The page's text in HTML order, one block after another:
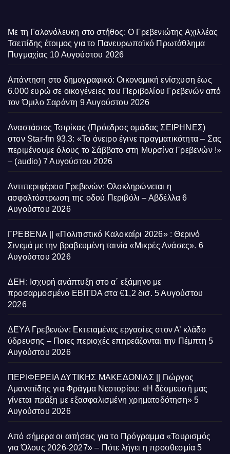
Με τη Γαλανόλευκη στο στήθος: Ο Γρεβενιώτης Αχιλλέας
Τσεπίδης έτοιμος για το Πανευρωπαϊκό Πρωτάθλημα
Πυγμαχίας 10 Αυγούστου 2026
Απάντηση στο δημογραφικό: Οικονομική ενίσχυση έως
6.000 ευρώ σε οικογένειες του Περιβολίου Γρεβενών από
τον Όμιλο Σαράντη 9 Αυγούστου 2026
Αναστάσιος Τσιρίκας (Πρόεδρος ομάδας ΣΕΙΡΗΝΕΣ)
στον Star-fm 93.3: «Το όνειρο έγινε πραγματικότητα – Σας
περιμένουμε όλους το Σάββατο στη Μυρσίνα Γρεβενών !»
– (audio) 7 Αυγούστου 2026
Αντιπεριφέρεια Γρεβενών: Ολοκληρώνεται η
ασφαλτόστρωση της οδού Περιβόλι – Αβδέλλα 6
Αυγούστου 2026
ΓΡΕΒΕΝΑ || «Πολιτιστικό Καλοκαίρι 2026» : Θερινό
Σινεμά με την βραβευμένη ταινία «Μικρές Ανάσες». 6
Αυγούστου 2026
ΔΕΗ: Ισχυρή ανάπτυξη στο α΄ εξάμηνο με
προσαρμοσμένο EBITDA στα €1,2 δισ. 5 Αυγούστου
2026
ΔΕΥΑ Γρεβενών: Εκτεταμένες εργασίες στον Α’ κλάδο
ύδρευσης – Ποιες περιοχές επηρεάζονται την Πέμπτη 5
Αυγούστου 2026
ΠΕΡΙΦΕΡΕΙΑ ΔΥΤΙΚΗΣ ΜΑΚΕΔΟΝΙΑΣ || Γιώργος
Αμανατίδης για Φράγμα Νεστορίου: «Η δέσμευσή μας
γίνεται πράξη με εξασφαλισμένη χρηματοδότηση» 5
Αυγούστου 2026
Από σήμερα οι αιτήσεις για το Πρόγραμμα «Τουρισμός
για Όλους 2026-2027» – Πότε λήγει η προσθεσμία 5